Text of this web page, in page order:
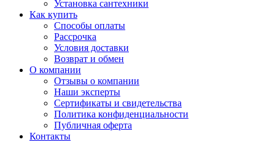
Установка сантехники
Как купить
Способы оплаты
Рассрочка
Условия доставки
Возврат и обмен
О компании
Отзывы о компании
Наши эксперты
Сертификаты и свидетельства
Политика конфиденциальности
Публичная оферта
Контакты